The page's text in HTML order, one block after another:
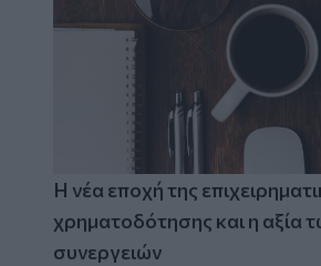
Η νέα εποχή της
χρηματοδότησης και η αξία
συνεργειών